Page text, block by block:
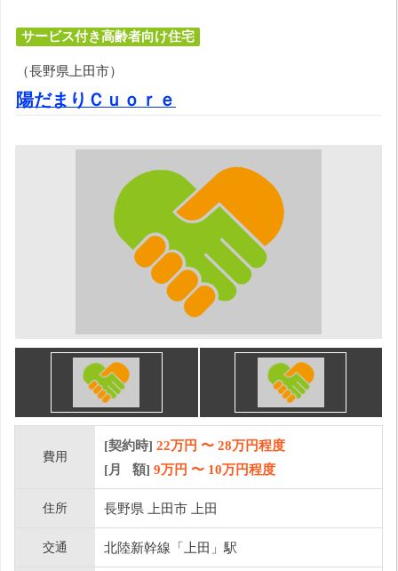
サービス付き高齢者向け住宅
（長野県上田市）
陽だまりＣｕｏｒｅ
費用
[契約時] 22万円 〜 28万円程度
[月 額] 9万円 〜 10万円程度
住所 長野県 上田市 上田
交通 北陸新幹線「上田」駅